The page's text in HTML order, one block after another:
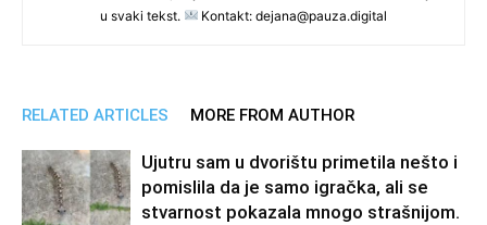
u svaki tekst.
Kontakt: dejana@pauza.digital
RELATED ARTICLES MORE FROM AUTHOR
Ujutru sam u dvorištu primetila nešto i
pomislila da je samo igračka, ali se
stvarnost pokazala mnogo strašnijom.